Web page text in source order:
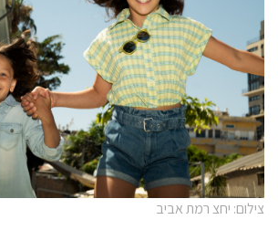
צילום: יחצ רמת אביב